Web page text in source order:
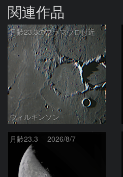
関連作品
月齢23.3のフラマウロ付近
ウィルキンソン
月齢23.3 2026/8/7